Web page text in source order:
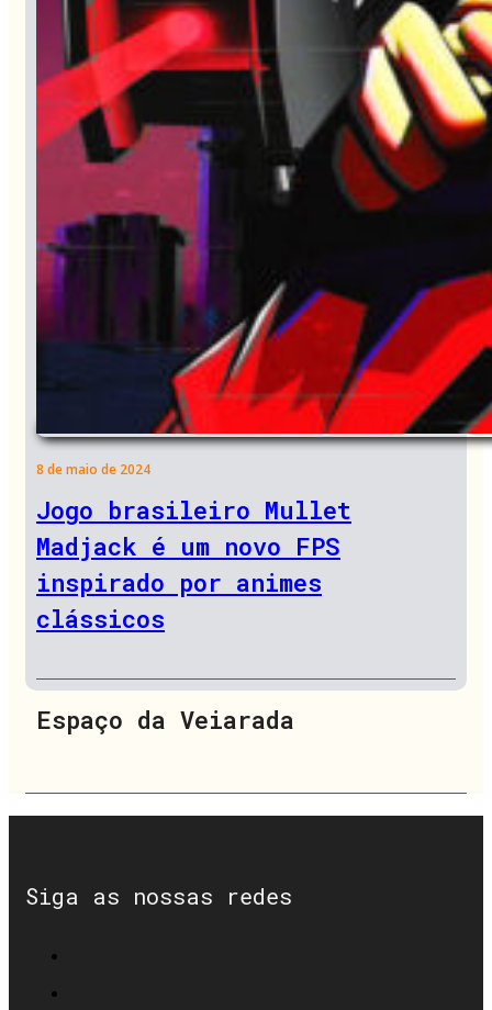
8 de maio de 2024
Jogo brasileiro Mullet
Madjack é um novo FPS
inspirado por animes
clássicos
Espaço da Veiarada
Siga as nossas redes